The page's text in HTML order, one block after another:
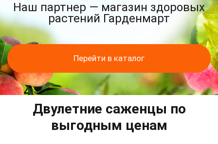
Наш партнер — магазин здоровых
растений Гарденмарт
Перейти в каталог
Двулетние саженцы по
выгодным ценам